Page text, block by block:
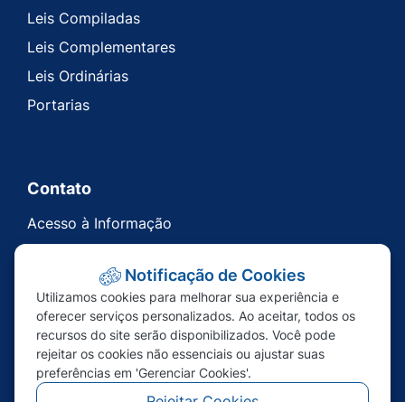
Leis Compiladas
Leis Complementares
Leis Ordinárias
Portarias
Contato
Acesso à Informação
Carta de Serviços
Telefones Úteis
Notificação de Cookies
Utilizamos cookies para melhorar sua experiência e
oferecer serviços personalizados. Ao aceitar, todos os
recursos do site serão disponibilizados. Você pode
rejeitar os cookies não essenciais ou ajustar suas
preferências em 'Gerenciar Cookies'.